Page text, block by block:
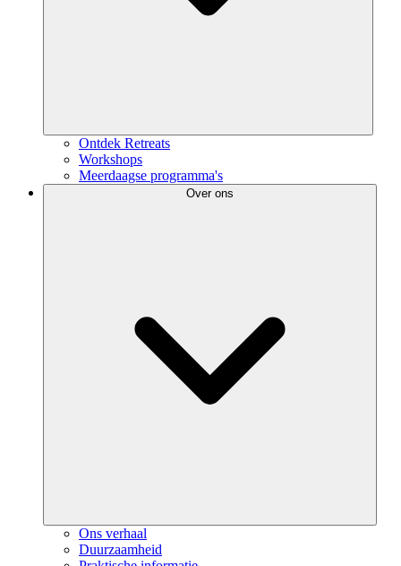
Ontdek Retreats
Workshops
Meerdaagse programma's
Over ons
Ons verhaal
Duurzaamheid